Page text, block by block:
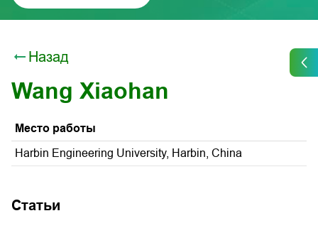
Назад
Wang Xiaohan
Место работы
Harbin Engineering University, Harbin, China
Статьи